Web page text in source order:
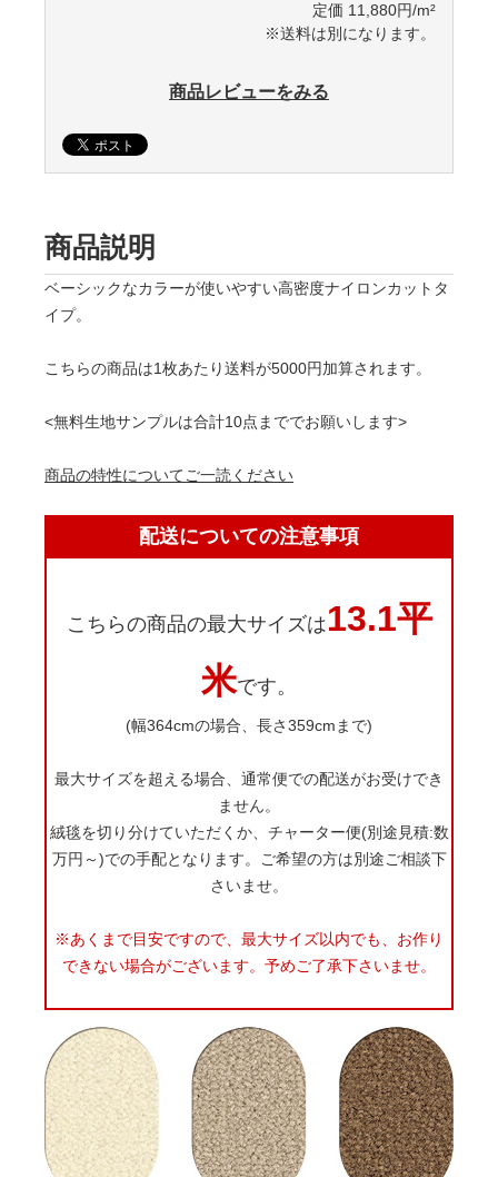
定価 11,880円/m²
※送料は別になります。
商品レビューをみる
商品説明
ベーシックなカラーが使いやすい高密度ナイロンカットタ
イプ。
こちらの商品は1枚あたり送料が5000円加算されます。
<無料生地サンプルは合計10点まででお願いします>
商品の特性についてご一読ください
配送についての注意事項
こちらの商品の最大サイズは13.1平
米です。
(幅364cmの場合、長さ359cmまで)
最大サイズを超える場合、通常便での配送がお受けでき
ません。
絨毯を切り分けていただくか、チャーター便(別途見積:数
万円～)での手配となります。ご希望の方は別途ご相談下
さいませ。
※あくまで目安ですので、最大サイズ以内でも、お作り
できない場合がございます。予めご了承下さいませ。